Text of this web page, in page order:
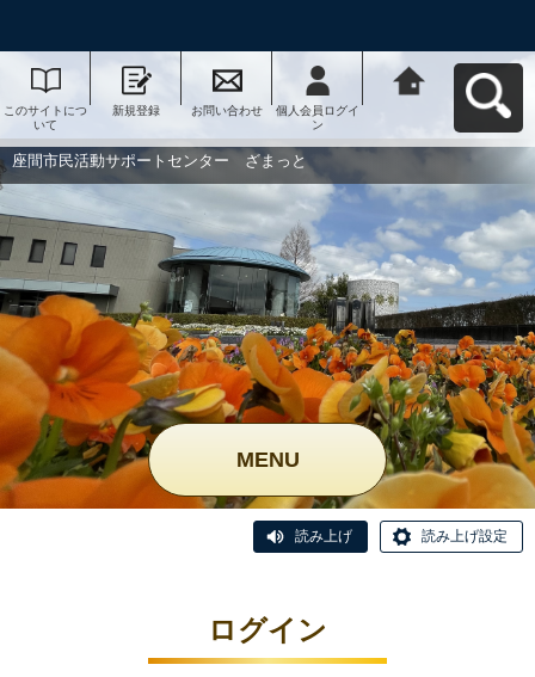
このサイトにつ
いて
新規登録 お問い合わせ
個人会員ログイ
ン
ー ざまっとへ
座間市民活動サポートセンター ざまっと
MENU
読み上げ 読み上げ設定
ログイン